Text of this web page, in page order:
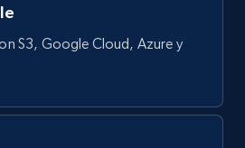
Manufacturer url,
S3, Google Cloud, Azure y